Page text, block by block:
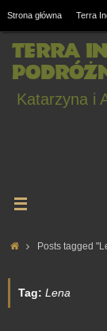
Strona główna Terra
Terra
Katarzyna i
Posts tagged
Tag: Lena